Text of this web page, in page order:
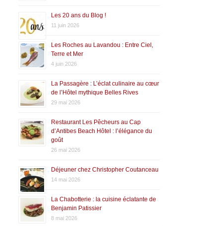
Les 20 ans du Blog !
11 juin 2026
Les Roches au Lavandou : Entre Ciel,
Terre et Mer
4 juin 2026
La Passagère : L’éclat culinaire au cœur
de l’Hôtel mythique Belles Rives
29 mai 2026
Restaurant Les Pêcheurs au Cap
d’Antibes Beach Hôtel : l’élégance du
goût
26 mai 2026
Déjeuner chez Christopher Coutanceau
14 mai 2026
La Chabotterie : la cuisine éclatante de
Benjamin Patissier
8 mai 2026